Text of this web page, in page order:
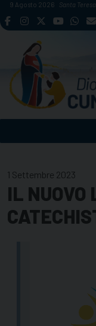
Skip
to
9 Agosto 2026 Santa
1 Settembre 2023
IL NUOVO